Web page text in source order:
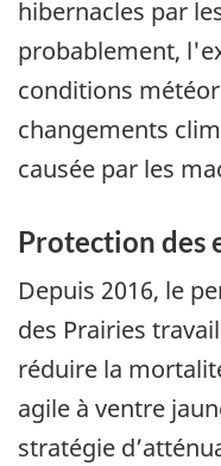
hibernacles par
probablement,
conditions
changements
causée par les
Protection des
Depuis 2016, le
des Prairies
réduire la
agile à ventre
stratégie